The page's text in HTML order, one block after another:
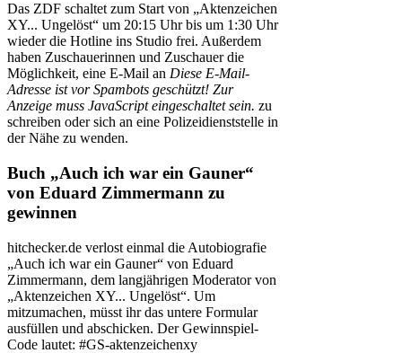
Das ZDF schaltet zum Start von „Aktenzeichen
XY... Ungelöst“ um 20:15 Uhr bis um 1:30 Uhr
wieder die Hotline ins Studio frei. Außerdem
haben Zuschauerinnen und Zuschauer die
Möglichkeit, eine E-Mail an Diese E-Mail-
Adresse ist vor Spambots geschützt! Zur
Anzeige muss JavaScript eingeschaltet sein. zu
schreiben oder sich an eine Polizeidienststelle in
der Nähe zu wenden.
Buch „Auch ich war ein Gauner“
von Eduard Zimmermann zu
gewinnen
hitchecker.de verlost einmal die Autobiografie
„Auch ich war ein Gauner“ von Eduard
Zimmermann, dem langjährigen Moderator von
„Aktenzeichen XY... Ungelöst“. Um
mitzumachen, müsst ihr das untere Formular
ausfüllen und abschicken. Der Gewinnspiel-
Code lautet: #GS-aktenzeichenxy